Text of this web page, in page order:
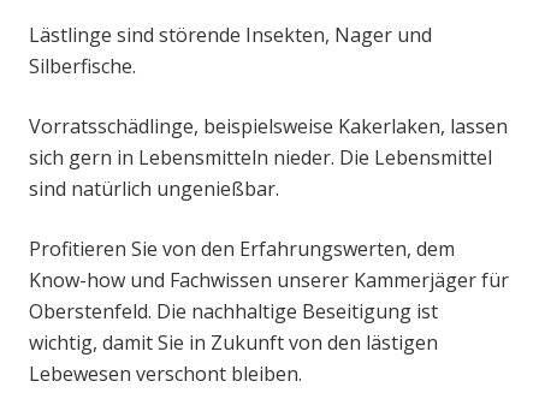
Lästlinge sind störende Insekten, Nager und
Silberfische.
Vorratsschädlinge, beispielsweise Kakerlaken, lassen
sich gern in Lebensmitteln nieder. Die Lebensmittel
sind natürlich ungenießbar.
Profitieren Sie von den Erfahrungswerten, dem
Know-how und Fachwissen unserer Kammerjäger für
Oberstenfeld. Die nachhaltige Beseitigung ist
wichtig, damit Sie in Zukunft von den lästigen
Lebewesen verschont bleiben.